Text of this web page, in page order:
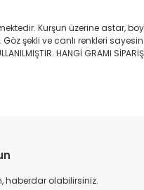
Kurşun üzerine
şekli ve canlı renkleri
HANGİ GRAMI
haberdar olabilirsiniz.